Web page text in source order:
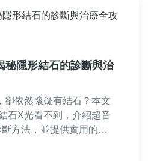
秘隱形結石的診斷與治
卻依然懷疑有結石？本文
石X光看不到，介紹超音
方法，並提供實用的症